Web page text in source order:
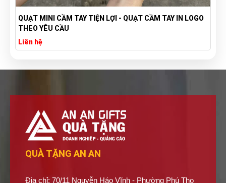
QUẠT MINI CẦM TAY TIỆN LỢI - QUẠT CẦM TAY IN LOGO
THEO YÊU CẦU
Liên hệ
QUÀ TẶNG AN AN
Địa chỉ: 70/11 Nguyễn Háo Vĩnh - Phường Phú Thọ